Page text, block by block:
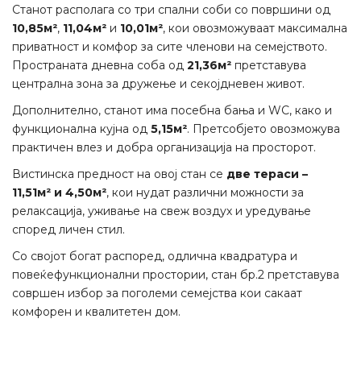
Станот располага со три спални соби со површини од
10,85м², 11,04м² и 10,01м², кои овозможуваат максимална
приватност и комфор за сите членови на семејството.
Пространата дневна соба од 21,36м² претставува
централна зона за дружење и секојдневен живот.
Дополнително, станот има посебна бања и WC, како и
функционална кујна од 5,15м². Претсобјето овозможува
практичен влез и добра организација на просторот.
Вистинска предност на овој стан се две тераси –
11,51м² и 4,50м², кои нудат различни можности за
релаксација, уживање на свеж воздух и уредување
според личен стил.
Со својот богат распоред, одлична квадратура и
повеќефункционални простории, стан бр.2 претставува
совршен избор за поголеми семејства кои сакаат
комфорен и квалитетен дом.